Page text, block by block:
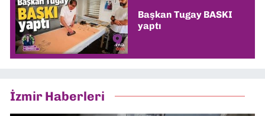
Başkan Tugay BASKI
yaptı
İzmir Haberleri